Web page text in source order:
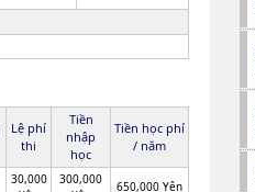
Lệ phí
thi
Tiền
nhập
học
Tiền học phí
/ năm
30,000
300,000
650,000 Yên